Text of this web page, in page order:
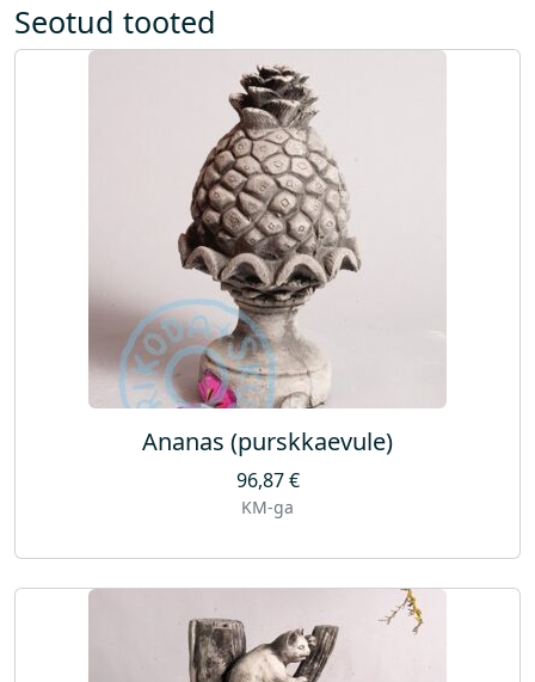
Seotud tooted
Ananas (purskkaevule)
96,87€
KM-ga